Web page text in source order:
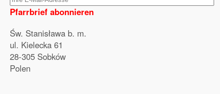
Pfarrbrief abonnieren
Św. Stanisława b. m.
ul. Kielecka 61
28-305 Sobków
Polen